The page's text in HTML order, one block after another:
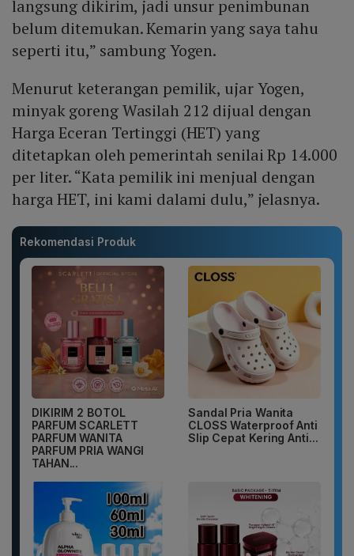
langsung dikirim, jadi unsur penimbunan
belum ditemukan. Kemarin yang saya tahu
seperti itu,” sambung Yogen.
Menurut keterangan pemilik, ujar Yogen,
minyak goreng Wasilah 212 dijual dengan
Harga Eceran Tertinggi (HET) yang
ditetapkan oleh pemerintah senilai Rp 14.000
per liter. “Kata pemilik ini menjual dengan
harga HET, ini kami dalami dulu,” jelasnya.
Rekomendasi Produk
DIKIRIM 2 BOTOL
PARFUM SCARLETT
PARFUM WANITA
PARFUM PRIA WANGI
TAHAN...
Sandal Pria Wanita
CLOSS Waterproof Anti
Slip Cepat Kering Anti...